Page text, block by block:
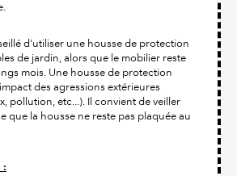
d'utiliser une housse de protection
de jardin, alors que le mobilier reste
mois. Une housse de protection
des agressions extérieures
pollution, etc...). Il convient de veiller
que la housse ne reste pas plaquée au
: